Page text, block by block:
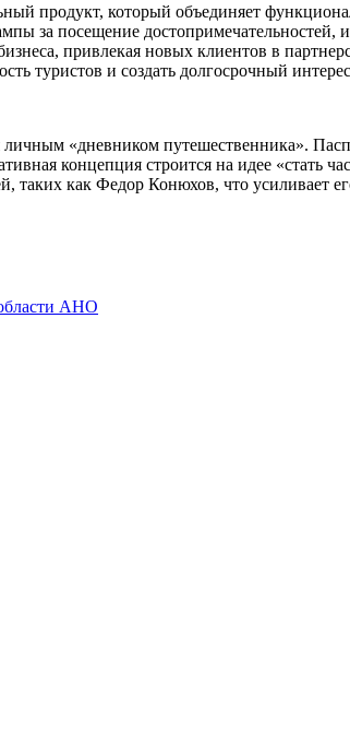
продукт, который объединяет
за посещение достопримечательностей,
привлекая новых клиентов в
туристов и создать долгосрочный
«дневником путешественника».
концепция строится на идее «стать
как Федор Конюхов, что усиливает
АНО